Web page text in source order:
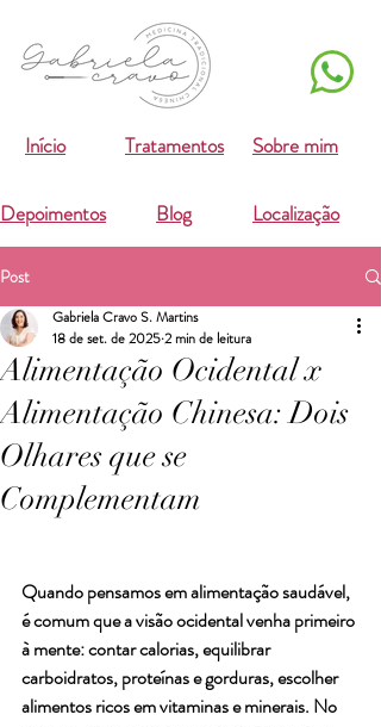
Início Tratamentos
Depoimentos Blog
Sobre mim
Localização
Post
Alimentação Ocidental x
Alimentação Chinesa: Dois
Olhares que se
Complementam
Gabriela Cravo S. Martins
18 de set. de 20252 min de leitura
Quando pensamos em alimentação saudável,
é comum que a visão ocidental venha primeiro
à mente: contar calorias, equilibrar
carboidratos, proteínas e gorduras, escolher
alimentos ricos em vitaminas e minerais. No